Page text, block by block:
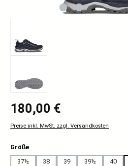
Regulärer Preis:
180,00 €
Preise inkl. MwSt. zzgl. Versandkosten
Größeauswählen
37½
38 39 39½ 40